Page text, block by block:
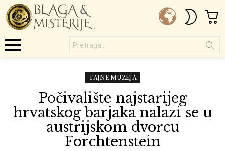
SKIN
TAJNE MUZEJA
Počivalište najstarijeg
hrvatskog barjaka nalazi se u
austrijskom dvorcu
Forchtenstein